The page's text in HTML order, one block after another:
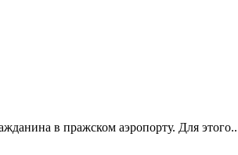
в пражском аэропорту. Для